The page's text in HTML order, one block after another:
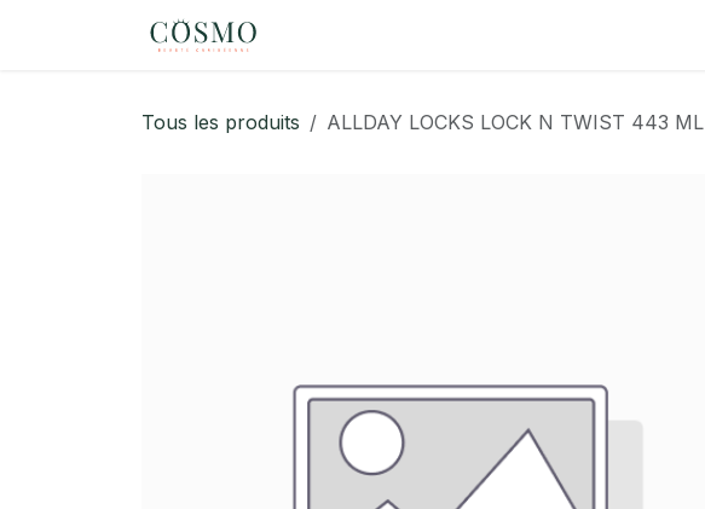
Se rendre au contenu
Tous les produits ALLDAY LOCKS LOCK N TWIST 443 ML